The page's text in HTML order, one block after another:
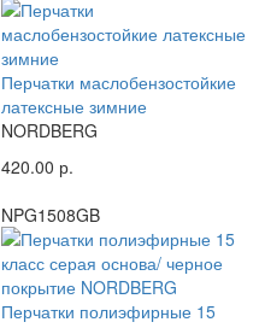
Перчатки маслобензостойкие
латексные зимние
NORDBERG
420.00 р.
NPG1508GB
Перчатки полиэфирные 15